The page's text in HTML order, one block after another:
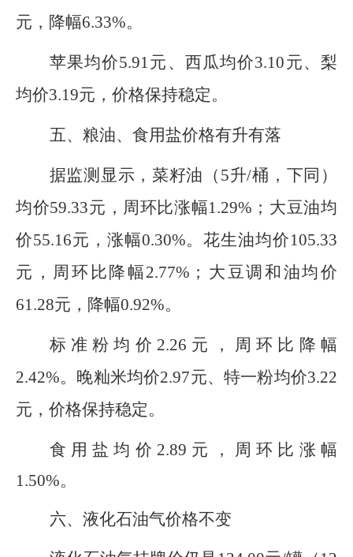
元，降幅6.33%。
苹果均价5.91元、西瓜均价3.10元、梨
均价3.19元，价格保持稳定。
五、粮油、食用盐价格有升有落
据监测显示， 菜籽油（5升/桶，下同）
均价59.33元，周环比涨幅1.29%；大豆油均
价55.16元，涨幅0.30%。花生油均价105.33
元，周环比降幅2.77%；大豆调和油均价
61.28元， 降幅0.92%。
标准粉均价2.26元，周环比降幅
2.42%。晚籼米均价2.97元、特一粉均价3.22
元，价格保持稳定。
食用盐均价2.89元
，周环比涨幅
1.50%。
六、 液化石油气价格不变